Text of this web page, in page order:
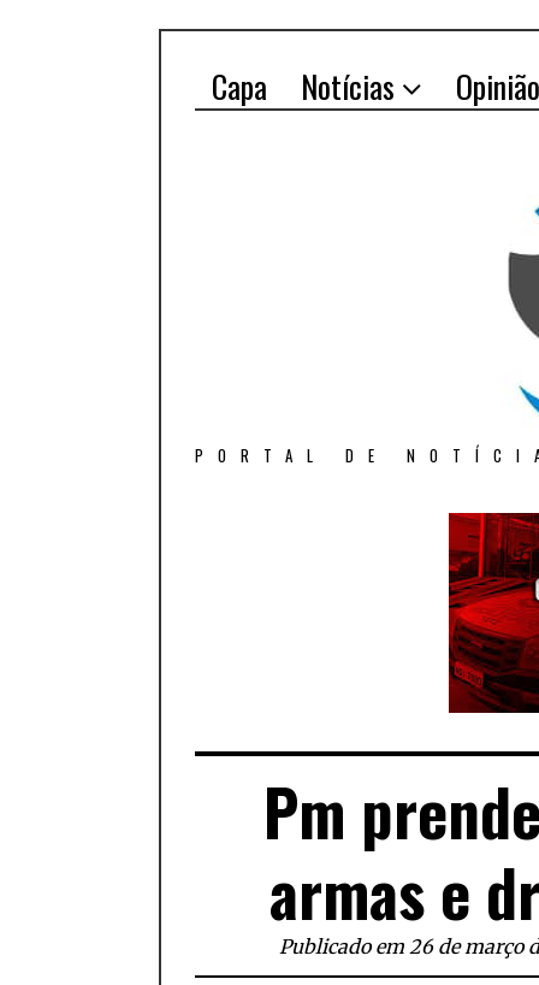
Capa Notícias Opinião
PORTAL DE
Pm
armas e
Publicado em 26 de março